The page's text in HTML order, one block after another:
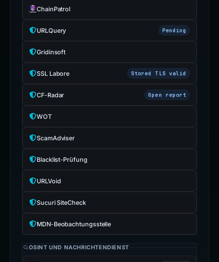
ChainPatrol
URLQuery Pending
Gridinsoft
SSL Labore Stored TLS valid
CF-Radar Open report
WOT
ScamAdviser
Blacklist-Prüfung
URLVoid
Sucuri SiteCheck
MDN-Beobachtungsstelle
OSINT UND NACHRICHTENDIENST